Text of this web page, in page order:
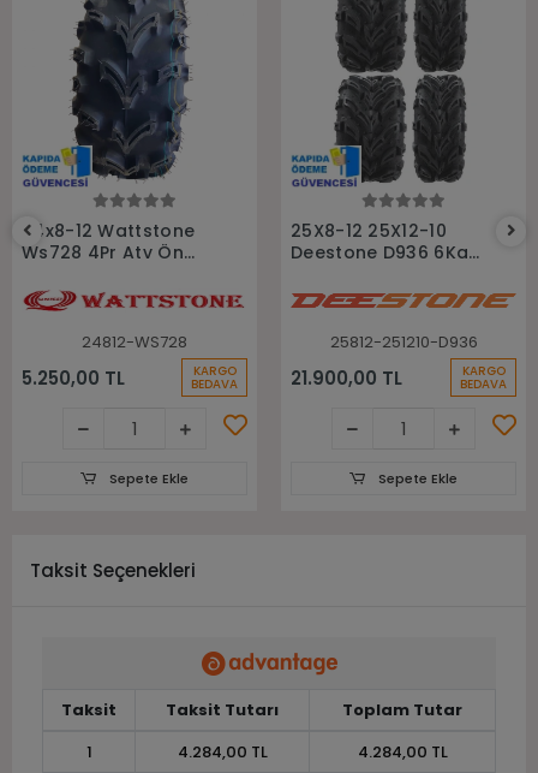
24x8-12 Wattstone
Ws728 4Pr Atv Ön
24812-WS728
5.250,00 TL KARGO
BEDAVA
Sepete Ekle
25X8-12 25X12-10
Deestone D936 6Kat
Lastiği
25812-251210-D936
21.900,00 TL KARGO
BEDAVA
Sepete Ekle
Taksit Seçenekleri
Taksit Taksit Tutarı
Toplam Tutar
1
4.284,00 TL 4.284,00 TL